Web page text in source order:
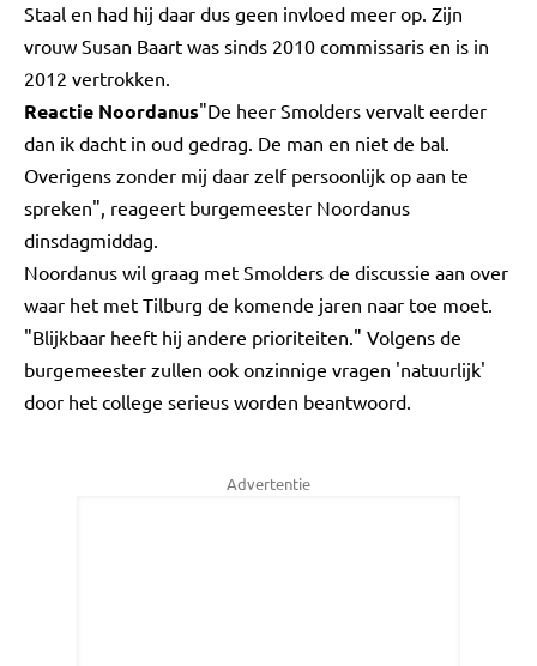
Staal en had hij daar dus geen invloed meer op. Zijn
vrouw Susan Baart was sinds 2010 commissaris en is in
2012 vertrokken.
Reactie Noordanus"De heer Smolders vervalt eerder
dan ik dacht in oud gedrag. De man en niet de bal.
Overigens zonder mij daar zelf persoonlijk op aan te
spreken", reageert burgemeester Noordanus
dinsdagmiddag.
Noordanus wil graag met Smolders de discussie aan over
waar het met Tilburg de komende jaren naar toe moet.
"Blijkbaar heeft hij andere prioriteiten." Volgens de
burgemeester zullen ook onzinnige vragen 'natuurlijk'
door het college serieus worden beantwoord.
Advertentie